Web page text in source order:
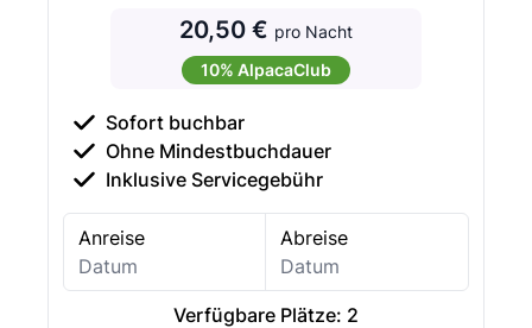
20,50 € pro Nacht
10% AlpacaClub
Sofort buchbar
Ohne Mindestbuchdauer
Inklusive Servicegebühr
Anreise Abreise
Verfügbare Plätze: 2